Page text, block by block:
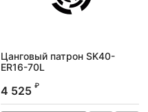
Цанговый патрон SK40-
ER16-70L
SK40-ER16-70L
4 525 ₽